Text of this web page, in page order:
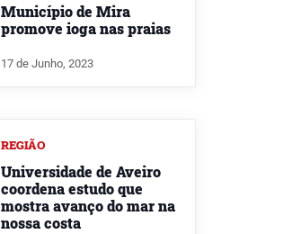
Município de Mira
promove ioga nas praias
17 de Junho, 2023
REGIÃO
Universidade de Aveiro
coordena estudo que
mostra avanço do mar na
nossa costa